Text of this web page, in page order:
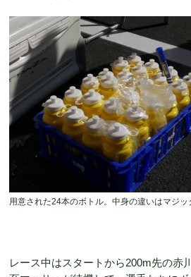
用意された24本のボトル。中身の違いはマジッ
レース中はスタートから200m先の赤